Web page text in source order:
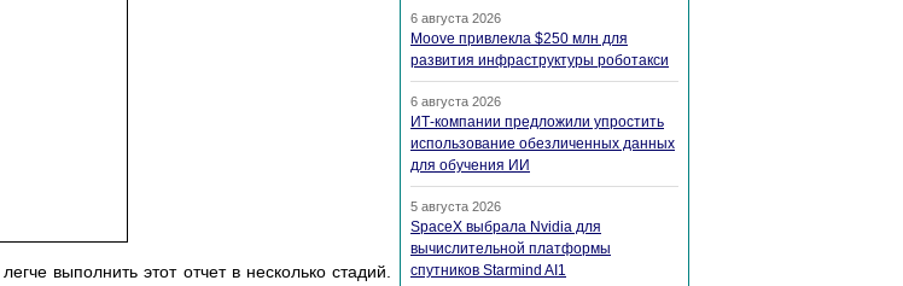
выполнить этот отчет в несколько стадий.
6 августа 2026
Moove привлекла $250 млн для
развития инфраструктуры роботакси
6 августа 2026
ИТ-компании предложили упростить
использование обезличенных данных
для обучения ИИ
5 августа 2026
SpaceX выбрала Nvidia для
вычислительной платформы
спутников Starmind AI1